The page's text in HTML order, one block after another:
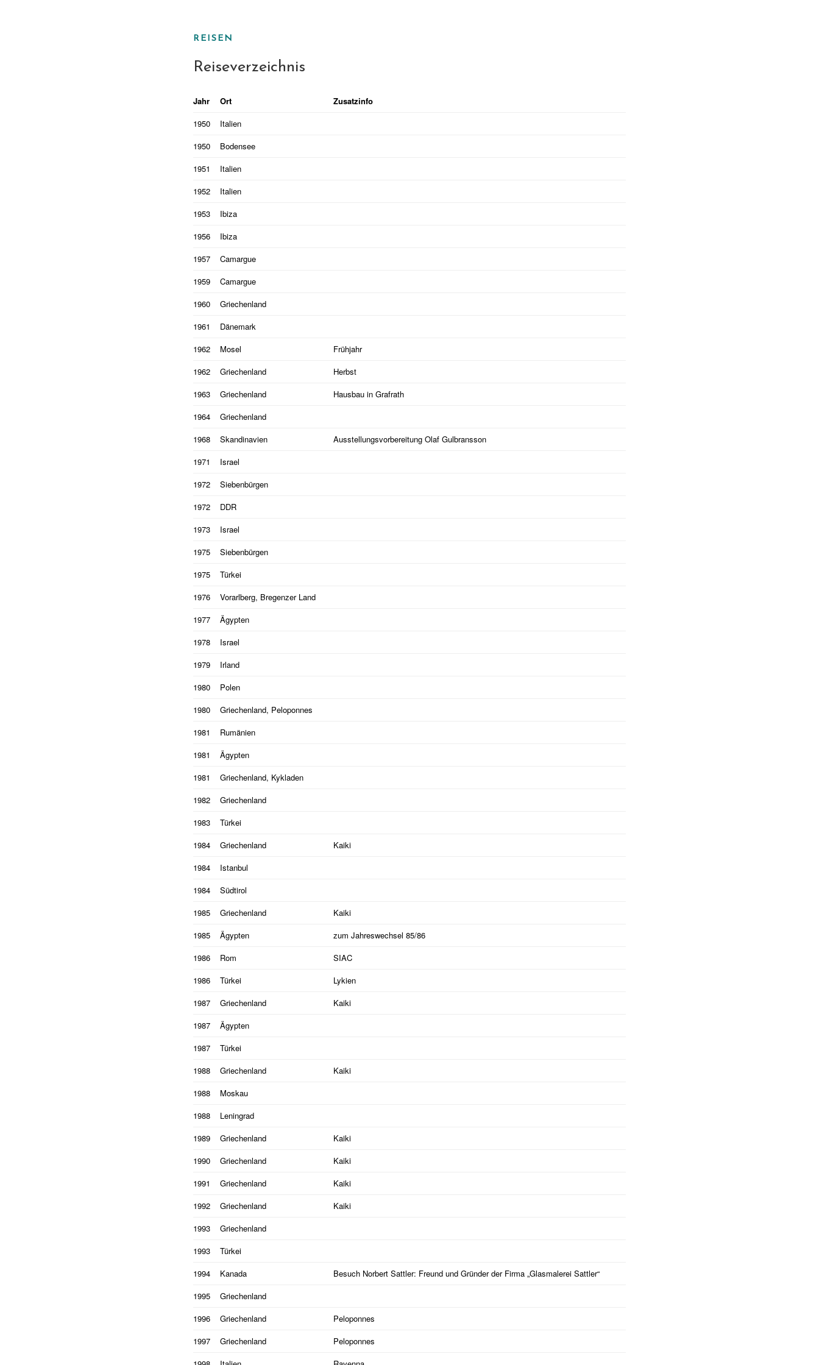
REISEN
Reiseverzeichnis
Jahr Ort
Zusatzinfo
1950
Italien
1950
Bodensee
1951
Italien
1952
Italien
1953
Ibiza
1956
Ibiza
1957
Camargue
1959
Camargue
1960
Griechenland
1961
Dänemark
1962
Mosel
Frühjahr
1962
Griechenland
Herbst
1963
Griechenland
Hausbau in Grafrath
1964
Griechenland
1968
Skandinavien
Ausstellungsvorbereitung Olaf Gulbransson
1971
Israel
1972
Siebenbürgen
1972
DDR
1973
Israel
1975
Siebenbürgen
1975
Türkei
1976
Vorarlberg, Bregenzer Land
1977
Ägypten
1978
Israel
1979
Irland
1980
Polen
1980
Griechenland, Peloponnes
1981
Rumänien
1981
Ägypten
1981
Griechenland, Kykladen
1982
Griechenland
1983
Türkei
1984
Griechenland
Kaiki
1984
Istanbul
1984
Südtirol
1985
Griechenland
Kaiki
1985
Ägypten
zum Jahreswechsel 85/86
1986
Rom
SIAC
1986
Türkei
Lykien
1987
Griechenland
Kaiki
1987
Ägypten
1987
Türkei
1988
Griechenland
Kaiki
1988
Moskau
1988
Leningrad
1989
Griechenland
Kaiki
1990
Griechenland
Kaiki
1991
Griechenland
Kaiki
1992
Griechenland
Kaiki
1993
Griechenland
1993
Türkei
1994
Kanada
Besuch Norbert Sattler: Freund und Gründer der Firma „Glasmalerei Sattler“
1995
Griechenland
1996
Griechenland
Peloponnes
1997
Griechenland
Peloponnes